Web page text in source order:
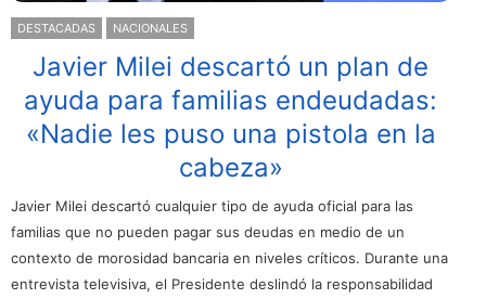
DESTACADAS NACIONALES
Javier Milei descartó un plan de
ayuda para familias endeudadas:
«Nadie les puso una pistola en la
cabeza»
Javier Milei descartó cualquier tipo de ayuda oficial para las
familias que no pueden pagar sus deudas en medio de un
contexto de morosidad bancaria en niveles críticos. Durante una
entrevista televisiva, el Presidente deslindó la responsabilidad